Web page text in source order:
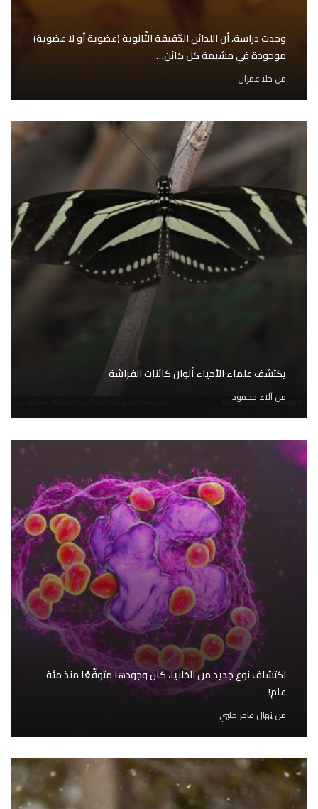
وجدت دراسة، أن اللدائن الدّقيقة الثّانوية (عضوية أو لا عضوية)
موجودة في مشيمة كل كائن…
من حلا عمران
يكتشف علماء الأحياء ألوان كائنات الفراشة
منآلاء محمود
اكتشاف نوع جديد من الخلايا، كان وجودها متوقّعًا منذ مئة
عام!
مننِهال عامر حلبي